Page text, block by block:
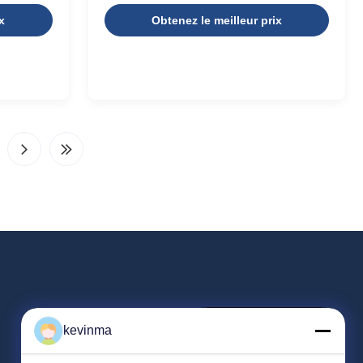
de
des lectures précises
Obtenez le meilleur prix
kevinma